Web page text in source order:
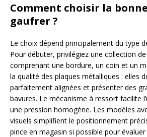
Comment choisir la
gaufrer ?
Le choix dépend principalement du type
Pour débuter, privilégiez une collection
comprenant une bordure, un coin et un
la qualité des plaques métalliques : elles
parfaitement alignées et présenter des
bavures. Le mécanisme à ressort facilite
une pression homogène. Les modèles
visuels simplifient le positionnement
pince en magasin si possible pour